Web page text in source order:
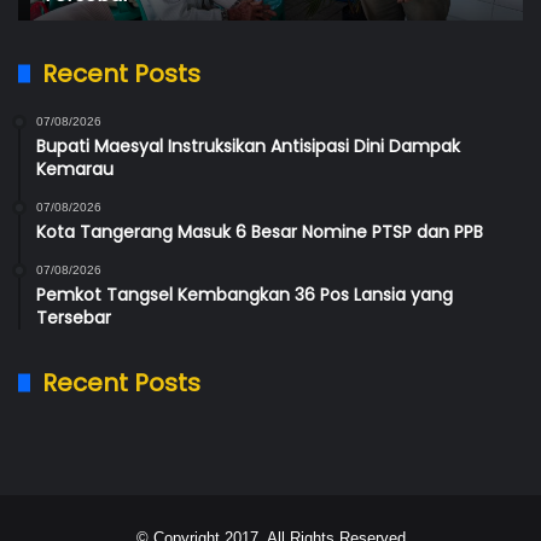
Recent Posts
07/08/2026
Bupati Maesyal Instruksikan Antisipasi Dini Dampak
Kemarau
07/08/2026
Kota Tangerang Masuk 6 Besar Nomine PTSP dan PPB
07/08/2026
Pemkot Tangsel Kembangkan 36 Pos Lansia yang
Tersebar
Recent Posts